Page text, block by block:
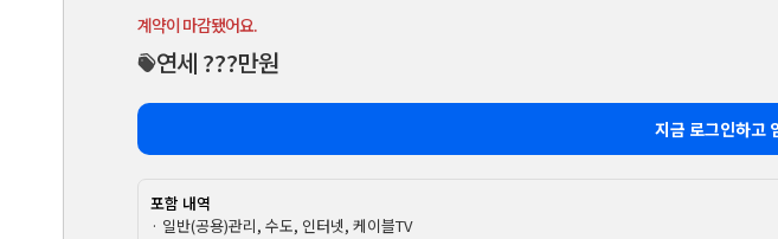
계약이 마감됐어요.
연세 ???만원
지금 로그인하고
포함 내역
· 일반(공용)관리, 수도, 인터넷, 케이블TV